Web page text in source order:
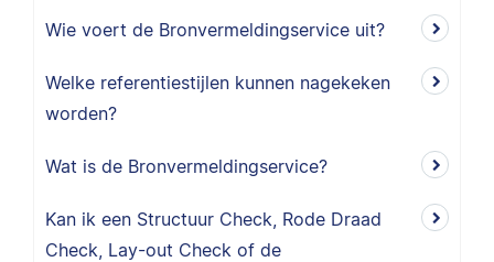
Wie voert de Bronvermeldingservice uit?
Welke referentiestijlen kunnen nagekeken
worden?
Wat is de Bronvermeldingservice?
Kan ik een Structuur Check, Rode Draad
Check, Lay-out Check of de